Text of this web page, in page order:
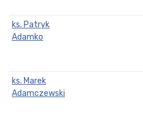
ks. Patryk
Adamko
ks. Marek
Adamczewski